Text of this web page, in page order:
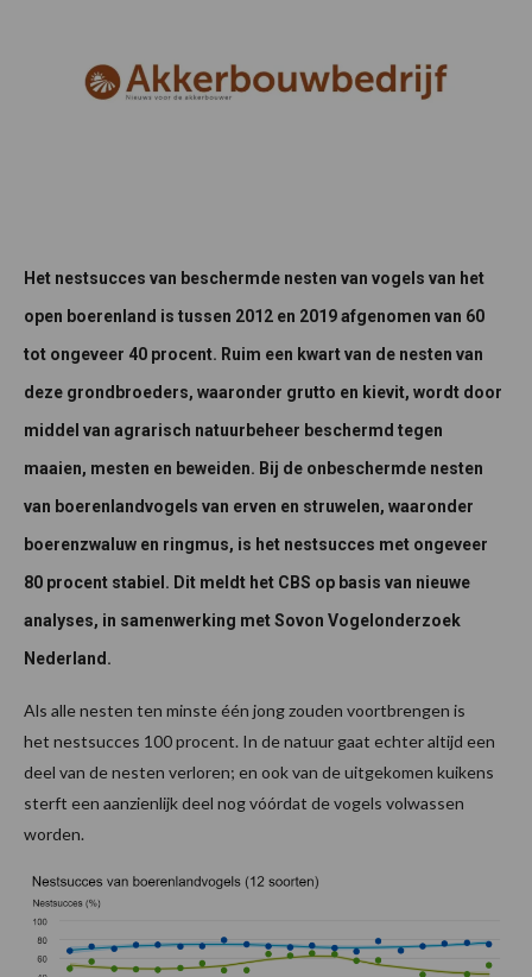
Het nestsucces van beschermde nesten van vogels van het
open boerenland is tussen 2012 en 2019 afgenomen van 60
tot ongeveer 40 procent. Ruim een kwart van de nesten van
deze grondbroeders, waaronder grutto en kievit, wordt door
middel van agrarisch natuurbeheer beschermd tegen
maaien, mesten en beweiden. Bij de onbeschermde nesten
van boerenlandvogels van erven en struwelen, waaronder
boerenzwaluw en ringmus, is het nestsucces met ongeveer
80 procent stabiel. Dit meldt het CBS op basis van nieuwe
analyses, in samenwerking met Sovon Vogelonderzoek
Nederland.
Als alle nesten ten minste één jong zouden voortbrengen is
het nestsucces 100 procent. In de natuur gaat echter altijd een
deel van de nesten verloren; en ook van de uitgekomen kuikens
sterft een aanzienlijk deel nog vóórdat de vogels volwassen
worden.